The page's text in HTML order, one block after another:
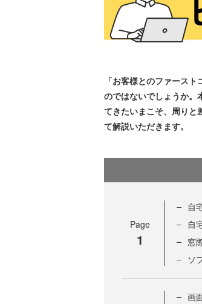
「お客様とのファース
のではないでしょうか。
てきたいまこそ、周りと
て解説いただきます。
Page
1
自
自
窓
ソ
画